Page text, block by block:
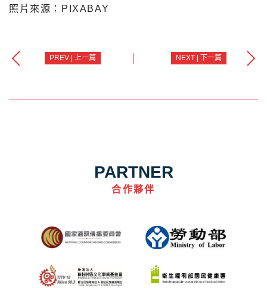
照片來源：PIXABAY
PREV | 上一篇 NEXT | 下一篇
PARTNER
合作夥伴